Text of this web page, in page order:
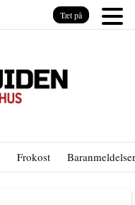
Frokost Baranmeldelser
Tæt på